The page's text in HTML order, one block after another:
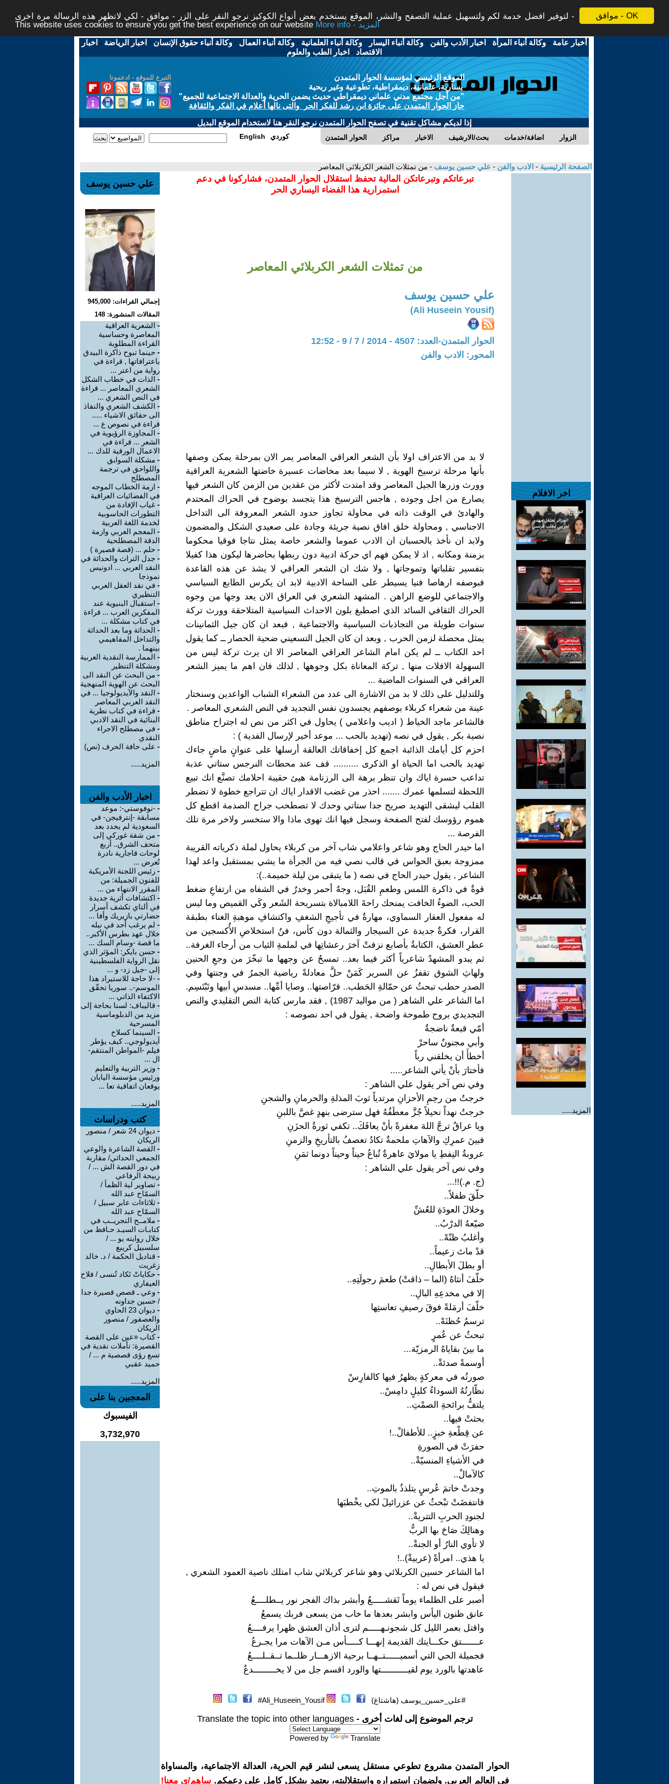
موافق - OK
لتوفير افضل خدمة لكم ولتسهيل عملية التصفح والنشر، الموقع يستخدم بعض أنواع الكوكيز نرجو النقر على الزر - موافق - لكي لاتظهر هذه الرسالة مرة اخرى -
This website uses cookies to ensure you get the best experience on our website
More info - المزيد
أخبار عامة -وكالة أنباء المرأة - اخبار الأدب والفن -وكالة أنباء اليسار -وكالة أنباء العلمانية -وكالة أنباء العمال -وكالة أنباء حقوق الإنسان - اخبار الرياضة - اخبار
الاقتصاد - اخبار الطب والعلوم
التبرع للموقع - ادعمونا
الموقع الرئيسي لمؤسسة الحوار المتمدن
يسارية، علمانية، ديمقراطية، تطوعية وغير ربحية
"من أجل مجتمع مدني علماني ديمقراطي حديث يضمن الحرية والعدالة الاجتماعية للجميع"
حاز الحوار المتمدن على جائزة ابن رشد للفكر الحر والتى نالها أعلام في الفكر والثقافة
إذا لديكم مشاكل تقنية في تصفح الحوار المتمدن نرجو النقر هنا لاستخدام الموقع البديل
الحوار المتمدن مراكز الاخبار بحث/الارشيف اضافة/خدمات الزوار English كوردي
الصفحة الرئيسية - الادب والفن - علي حسين يوسف - من تمثلات الشعر الكربلائي المعاصر
اخر الافلام
المزيد.....
تبرعاتكم وتبرعاتكن المالية تحفظ استقلال الحوار المتمدن، فشاركونا في دعم
استمرارية هذا الفضاء اليساري الحر
من تمثلات الشعر الكربلائي المعاصر
علي حسين يوسف
(Ali Huseein Yousif)
الحوار المتمدن-العدد: 4507 - 2014 / 7 / 9 - 12:52
المحور: الادب والفن
لا بد من الاعتراف اولا بأن الشعر العراقي المعاصر يمر الان بمرحلة يمكن وصفها
بأنها مرحلة ترسيخ الهوية , لا سيما بعد مخاضات عسيرة خاضتها الشعرية العراقية
وورث وزرها الجيل المعاصر وقد امتدت لأكثر من عقدين من الزمن كان الشعر فيها
يصارع من اجل وجوده , هاجس الترسيخ هذا يتجسد بوضوح في الحراك المحتدم
والهادئ في الوقت ذاته في محاولة تجاوز حدود الشعر المعروفة الى التداخل
الاجناسي , ومحاولة خلق افاق نصية جريئة وجادة على صعيدي الشكل والمضمون
ولابد ان نأخذ بالحسبان ان الادب عموما والشعر خاصة يمثل نتاجا فوقيا محكوما
بزمنة ومكانه , اذ لا يمكن فهم اي حركة ادبية دون ربطها بحاضرها ليكون هذا كفيلا
بتفسير تقلباتها وتموجاتها , ولا شك ان الشعر العراقي لا يشذ عن هذه القاعدة
فبوصفه ارهاصا فنيا يسيطر على الساحة الادبية لابد ان يكرس الطابع السياسي
والاجتماعي للوضع الراهن . المشهد الشعري في العراق الان يعد وجها من وجوه
الحراك الثقافي السائد الذي اصطبغ بلون الاحداث السياسية المتلاحقة وورث تركة
سنوات طويلة من التجاذبات السياسية والاجتماعية , فبعد ان كان جيل الثمانينات
يمثل محصلة لزمن الحرب , وبعد ان كان الجيل التسعيني ضحية الحصار ــ كما يقول
احد الكتاب ــ لم يكن امام الشاعر العراقي المعاصر الا ان يرث تركة ليس من
السهولة الافلات منها , تركة المعاناة بكل وجوهها , لذلك فان اهم ما يميز الشعر
العراقي في السنوات الماضية ...
وللتدليل على ذلك لا بد من الاشارة الى عدد من الشعراء الشباب الواعدين وسنختار
عينة من شعراء كربلاء بوصفهم يجسدون نفس التجديد في النص الشعري المعاصر .
فالشاعر ماجد الخياط ( اديب واعلامي ) يحاول في اكثر من نص له اجتراح مناطق
نصية بكر , يقول في نصه (تهديد بالحب ... موعد أخير لإرسال الفدية ) :
احزم كل أيامك الذائبة اجمع كل إخفاقاتك العالقة أرسلها على عنوانٍ ماضٍ جاءك
تهديد بالحب اما الحياة او الذكرى .......... قف عند محطات النرجس ستاتي عذبة
تداعب حسرة اياك وان تنظر برهة الى الرزنامة هيئ حقيبة احلامك تصنَّع انك تبيع
اللحظة لتسلمها عمرك ....... احذر من غضب الاقدار اياك ان تتراجع خطوة لا تضطر
القلب ليشقى التهديد صريح جدا ستاتي وحدك لا تصطحب جراح الصدمة اقطع كل
هموم رؤوسك لفتح الصفحة وسجل فيها انك تهوى ماذا والا ستخسر ولاخر مرة تلك
الفرصة ...
اما حيدر الحاج وهو شاعر واعلامي شاب آخر من كربلاء يحاول لملة ذكرياته القريبة
ممزوجة بعبق الحواس في قالب نصي فيه من الجرأة ما يشي بمستقبل واعد لهذا
الشاعر , يقول حيدر الحاج في نصه ( ما يتبقى من ليلة حميمة..):
قوةٌ في ذاكرة اللمس وطعمِ القُبَل، وجهٌ أحمر وخدرٌ في الشفاه من ارتفاعِ ضغط
الحب، الضوءُ الخافت يمنحك راحةَ اللامبالاة بتسريحة الشَعر وكَي القميص وما ليس
له مفعول العقار السماوي، مهارةٌ في تأجيجِ الشغفِ واكتشافِ موهبةِ الغناء بطبقة
القرار، فكرةٌ جديدة عن السيجار والثمالة دون كأس، فنُ استخلاصِ الأُكسجين من
عطرِ العشق، الكتابةُ بأصابع نزفتْ آخرَ رعشاتِها في لملمةِ الثياب من أرجاء الغرفة..
ثم يبدو المشهدُ شاعرياً أكثر فيما بعد.. تمسحُ عن وجهها ما تبخّرَ من وجعِ الحنين
ولهاثِ الشوق تقفزُ عن السرير كَمَنْ حلَّ معادلةً رياضية الجمرُ في وجنتها وفي
الصدرِ حطب تبحثُ عن حمّالةِ الحَطب.. قرّاصتها.. وصايا أمِّها.. مسدسِ أبيها وتَبْتَسِم.
اما الشاعر علي الشاهر ( من مواليد 1987) , فقد مارس كتابة النص التقليدي والنص
التجديدي بروح طموحة واضحة , يقول في احد نصوصه :
أمّي قبعةٌ ناضجةٌ
وأبي مجنونٌ ساحرْ
أخطأَ أن يخلقني رباً
فأختارَ بأنْ يأتي الشاعر.....
وفي نص آخر يقول علي الشاهر :
خرجتُ من رحِمِ الأحزانِ مرتدياً ثوبَ المذلةِ والحرمانِ والشجنِ
خرجتُ نهداً نحيلاً جُزَّ معطَفُهُ فهل سترضى بنهدٍ غصَّ باللبنِ
ويا عراقُ ترجَّ اللهَ مغفرةً بأنْ يعافَكَ.. تكفي ثورةُ الحزَنِ
فبينَ عمرِكِ والآهاتِ ملحمةٌ تكادُ تعصفُ بالتأريخِ والزمنِ
عروبةُ النِفطِ يا مولايَ عاهرةٌ تُباعُ حيناً وحيناً دونما ثمَنِ
وفي نص آخر يقول علي الشاهر :
(ج. م.)!!...
حلّقَ طفلاً..
وخلالَ العودَةِ للعُشِّ
ضيّعهُ الدرْبُ..
وأغلبُ ظنّهْ..
قدْ ماتَ زعيماً..
أو بطلَ الأبطالِ..
خلّفَ أنثاهُ (الما – ذاقتْ) طعمَ رجولَتِهِ..
إلا في مخدعِهِ البالِ..
خلّفَ أرمَلةً فوقَ رصيفِ تعاستِها
ترسمُ حُظنَهْ..
تبحثُ عن عُمرٍ
ما بينَ بقاياهُ الرمزيّة...
أوسمةً صدئةْ..
صورتُه في معركةٍ يظهرُ فيها كالفارِسْ
نظّارتُهُ السوداءُ كليلٍ دامِسْ..
يلتفُّ برائحةِ الصمْتِ..
بحثتْ فيها..
عن قِطْعةِ خبزٍ.. للأطفالْ..!
حفرَتْ في الصورةِ
في الأشياءِ المنسيّةْ..
كالآمالْ..
وجدتْ خاتمَ عُرسٍ يتلذذُ بالموتِ..
فانتفضَتْ تبْحثُ عن عزرائيلَ لكي يخْطبَها
لجنودِ الحربِ التتريةْ..
وهنالِكَ صَاحَ بها الربُّ
لا تأوي النارُ أو الجنةْ..
يا هذي.. امرأةً (عربيةْ)..!
اما الشاعر حسين الكربلائي وهو شاعر كربلائي شاب امتلك ناصية العمود الشعري ,
فيقول في نص له :
أصبر على الظلماء يوماً تَقشـــــعُ وأبشر بذاك الفجر نور يــطلــــعُ
عانق ظنون اليأس وابشر بعدها ما خاب من يسعى فربك يسمعُ
واقتل بعمر الليل كل شجونـهـــــم لترى أذان العشق ظهرا يرفــــعُ
عـــــــتق حكـــايتك القديمة إنهـــا كـــــأس مـن الآهات مرا يجـرعُ
فجميلة الحي التي أسميــــــتــهــا برحية الازهـــار ظلــما تــقــلــــعُ
عاهدتها بالورد يوم لقيـــــــــــتها والورد اقسم جل من لا يخـــــــــدعُ
#علي_حسين_يوسف (هاشتاغ) Ali_Huseein_Yousif#
ترجم الموضوع إلى لغات أخرى - Translate the topic into other languages
Powered by Translate
الحوار المتمدن مشروع تطوعي مستقل يسعى لنشر قيم الحرية، العدالة الاجتماعية، والمساواة
في العالم العربي. ولضمان استمراره واستقلاليته، يعتمد بشكل كامل على دعمكم. ساهم/ي معنا!
علي حسين يوسف
إجمالي القراءات: 945,000
المقالات المنشورة: 148
- الشعرية العراقية
المعاصرة وحساسية
القراءة المطلوبة
- حينما تبوح ذاكرة البيدق
باعترافاتها , قراءة في
رواية من اعتر ...
- الذات في خطاب الشكل
الشعري المعاصر ... قراءة
في النص الشعري ...
- الكشف الشعري والنفاذ
الى حقائق الاشياء .....
قراءة في نصوص ع ...
- المجاوزة الرؤيوية في
الشعر ... قراءة في
الاعمال الورقية للدك ...
- مشكلة السوابق
واللواحق في ترجمة
المصطلح
- ازمة الخطاب الموجه
في الفضائيات العراقية
- غياب الإفادة من
التطورات الحاسوبية
لخدمة اللغة العربية
- المعجم العربي وازمة
الدقة المصطلحية
- حلم ... (قصة قصيرة )
- جدل التراث والحداثة في
النقد العربي ... ادونيس
نموذجا
- في نقد العقل العربي
التنظيري
- استقبال البنيوية عند
المفكرين العرب ... قراءة
في كتاب مشكلة ...
- الحداثة وما بعد الحداثة
والتداخل المفاهيمي
بينهما .
- الممارسة النقدية العربية
ومشكلة التنظير
- من البحث عن النقد الى
البحث عن الهوية المنهجية
- النقد والآيديولوجيا ... في
النقد العربي المعاصر
- قراءة في كتاب نظرية
البنائية في النقد الادبي
- في مصطلح الاجراء
النقدي
- على حافة الحرف (نص)
المزيد.....
اخبار الأدب والفن
- -نوفوستي-: موعد
مسابقة -إنترفيجن- في
السعودية لم يحدد بعد
- من شقة غوركي إلى
متحف الشرق.. أربع
لوحات قاجارية نادرة
تُعرض ...
- رئيس اللجنة الأمريكية
للفنون الجميلة: من
المقرر الانتهاء من ...
- اكتشافات أثرية جديدة
في ألتاي تكشف أسرار
حضارتي بازيريك وأفا ...
- لم يرغب أحد في نيله
خلال عهد بطرس الأكبر..
ما قصة -وسام السك ...
- حسن بايكر: المؤثر الذي
نقل الرواية الفلسطينية
إلى -جيل زد- و ...
- -لا حاجة للاستيراد هذا
الموسم-.. سوريا تحقّق
الاكتفاء الذاتي ...
- قاليباف: لسنا بحاجة إلى
مزيد من الدبلوماسية
المسرحية
- السينما كسلاح
أيديولوجي.. كيف يؤطر
فيلم -المواطن المنتقم-
ال ...
- وزير التربية والتعليم
ورئيس مؤسسة اليابان
يوقعان اتفاقية تعا ...
المزيد.....
كتب ودراسات
-
ديوان 24 شعر / منصور
الريكان
- القصة الشاعرة والوعي
الجمعي الحداثي/ مقاربة
في دور القصة الش ... /
ربيحة الرفاعي
- تصاوير لية الظمأ /
السمّاح عبد الله
- ثلاثاءات عابر سبيل /
السمّاح عبد الله
- ملامــح التجريــب في
كتابـات السيـد حـافظ من
خلال روايته يو ... /
سلسبيل كريبع
- قناديل الحكمة / د. خالد
زغريت
- حكاياتْ تَكاد تُنسى / فلاح
العيفاري
- وعي ـ قصص قصيرة جدا
/ حسين جداونه
-
ديوان 23 الحاوي
والعصفور / منصور
الريكان
-كتاب «عين على القصة
القصيرة: تأملات نقدية في
تسع رؤى قصصية م ... /
حميد عقبي
المزيد.....
المعجبين بنا على
الفيسبوك
3,732,970